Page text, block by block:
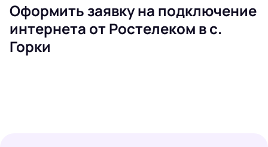
Оформить заявку на подключение
интернета от Ростелеком в с.
Горки